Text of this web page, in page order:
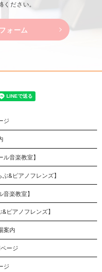
ください。
ォーム
ジ
音楽教室】
&ピアノフレンズ】
楽教室】
ピアノフレンズ】
案内
ージ
ジ